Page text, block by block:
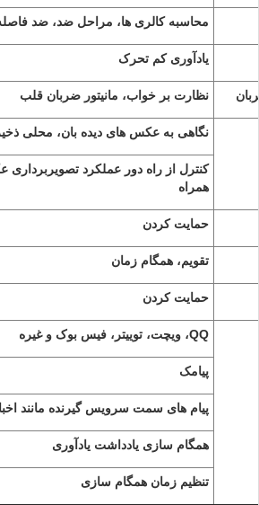
محاسبه کالری ها، مراحل ضد، ضد
یادآوری کم تحرک
نظارت بر خواب، مانیتور ضربان قلب
نگاهی به عکس های دیده بان، محلی
کنترل از راه دور عملکرد
همراه
حمایت کردن
تقویم، همگام زمان
حمایت کردن
QQ، ویچت، توییتر، فیس بوک و غیره
پیامک
پیام های سمت سرویس گیرنده مانند
همگام سازی یادداشت یادآوری
تنظیم زمان همگام سازی